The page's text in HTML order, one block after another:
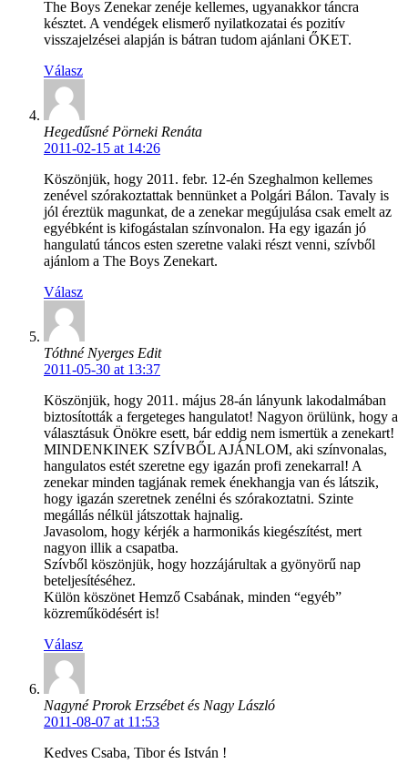
The Boys Zenekar zenéje kellemes, ugyanakkor táncra
késztet. A vendégek elismerő nyilatkozatai és pozitív
visszajelzései alapján is bátran tudom ajánlani ŐKET.
Válasz
Hegedűsné Pörneki Renáta
2011-02-15 at 14:26
Köszönjük, hogy 2011. febr. 12-én Szeghalmon kellemes
zenével szórakoztattak bennünket a Polgári Bálon. Tavaly is
jól éreztük magunkat, de a zenekar megújulása csak emelt az
egyébként is kifogástalan színvonalon. Ha egy igazán jó
hangulatú táncos esten szeretne valaki részt venni, szívből
ajánlom a The Boys Zenekart.
Válasz
Tóthné Nyerges Edit
2011-05-30 at 13:37
Köszönjük, hogy 2011. május 28-án lányunk lakodalmában
biztosították a fergeteges hangulatot! Nagyon örülünk, hogy a
választásuk Önökre esett, bár eddig nem ismertük a zenekart!
MINDENKINEK SZÍVBŐL AJÁNLOM, aki színvonalas,
hangulatos estét szeretne egy igazán profi zenekarral! A
zenekar minden tagjának remek énekhangja van és látszik,
hogy igazán szeretnek zenélni és szórakoztatni. Szinte
megállás nélkül játszottak hajnalig.
Javasolom, hogy kérjék a harmonikás kiegészítést, mert
nagyon illik a csapatba.
Szívből köszönjük, hogy hozzájárultak a gyönyörű nap
beteljesítéséhez.
Külön köszönet Hemző Csabának, minden “egyéb”
közreműködésért is!
Válasz
Nagyné Prorok Erzsébet és Nagy László
2011-08-07 at 11:53
Kedves Csaba, Tibor és István !